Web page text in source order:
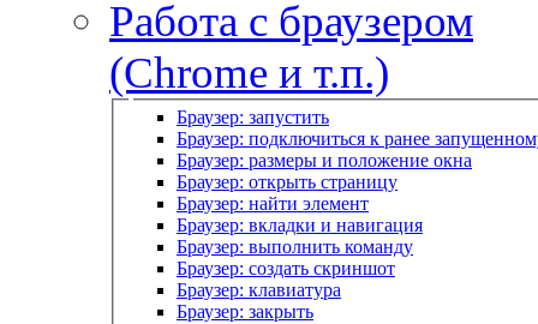
Работа с браузером
(Chrome и т.п.)
Браузер: запустить
Браузер: подключиться к ранее
Браузер: размеры и положение окна
Браузер: открыть страницу
Браузер: найти элемент
Браузер: вкладки и навигация
Браузер: выполнить команду
Браузер: создать скриншот
Браузер: клавиатура
Браузер: закрыть